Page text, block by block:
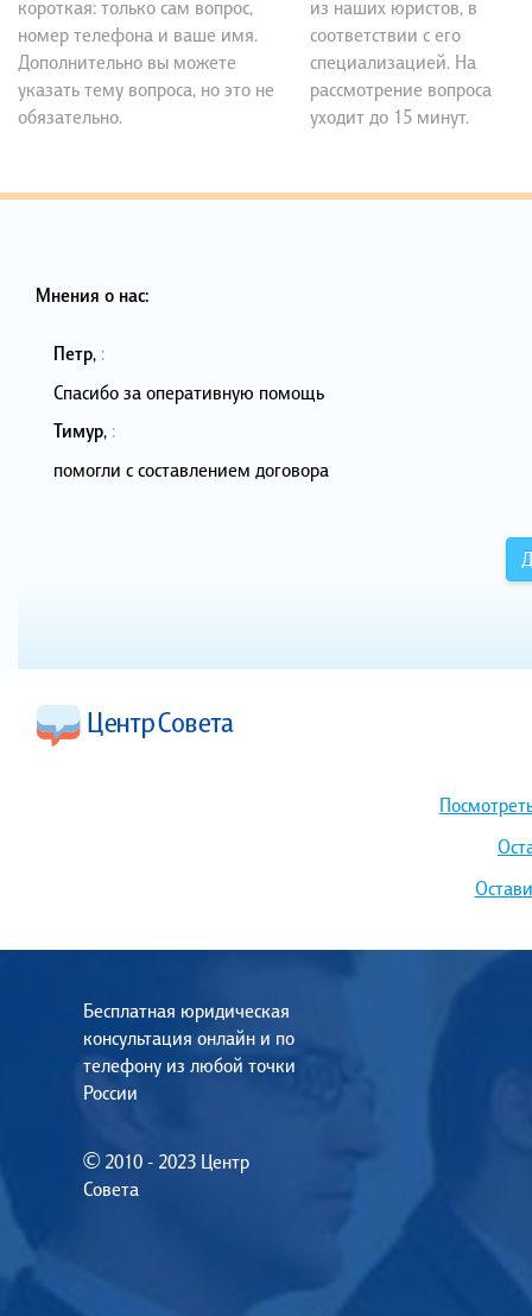
короткая: только сам вопрос,
номер телефона и ваше имя.
Дополнительно вы можете
указать тему вопроса, но это не
обязательно.
из наших юристов, в
соответствии с его
специализацией. На
рассмотрение вопроса
уходит до 15 минут.
Мнения о нас:
Петр, :
Спасибо за оперативную помощь
Тимур, :
помогли с составлением договора
Бесплатная юридическая
консультация онлайн и по
телефону из любой точки
России
© 2010 - 2023 Центр
Совета